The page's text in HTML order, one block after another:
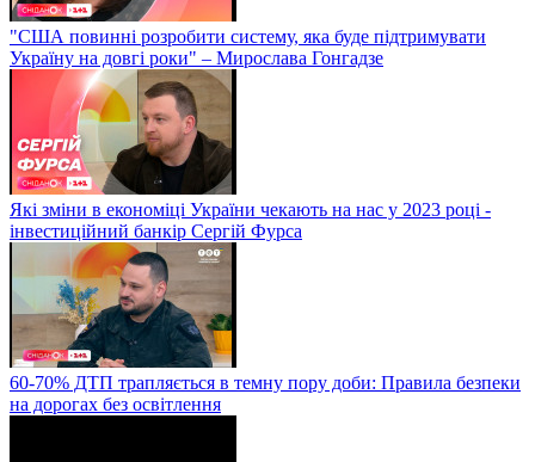
"США повинні розробити систему, яка буде підтримувати
Україну на довгі роки" – Мирослава Гонгадзе
Які зміни в економіці України чекають на нас у 2023 році -
інвестиційний банкір Сергій Фурса
60-70% ДТП трапляється в темну пору доби: Правила безпеки
на дорогах без освітлення